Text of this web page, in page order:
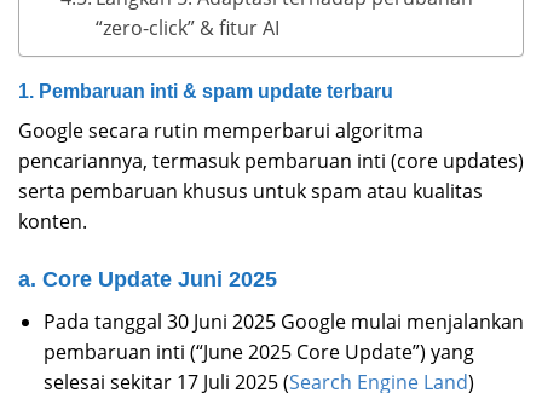
“zero-click” & fitur AI
1. Pembaruan inti & spam update terbaru
Google secara rutin memperbarui algoritma
pencariannya, termasuk pembaruan inti (core updates)
serta pembaruan khusus untuk spam atau kualitas
konten.
a. Core Update Juni 2025
Pada tanggal 30 Juni 2025 Google mulai menjalankan
pembaruan inti (“June 2025 Core Update”) yang
selesai sekitar 17 Juli 2025 (Search Engine Land)